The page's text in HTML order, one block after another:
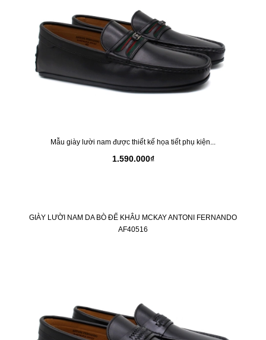
Mẫu giày lười nam được thiết kế họa tiết phụ kiện...
1.590.000₫
GIÀY LƯỜI NAM DA BÒ ĐẾ KHÂU MCKAY ANTONI FERNANDO
AF40516